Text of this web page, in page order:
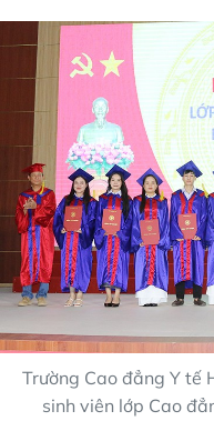
Trường Cao đẳng Y tế
sinh viên lớp Cao